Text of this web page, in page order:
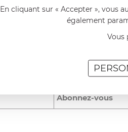
«Nous sommes dans un
qualité. Cette casserole est
l'élaboration des sauces et
En cliquant sur « Accepter », vous
également
Vous